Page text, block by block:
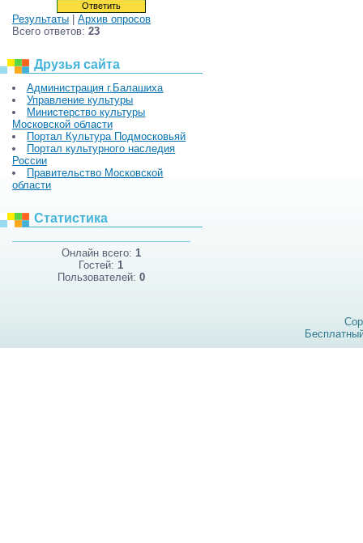
Результаты
Архив опросов
Всего ответов: 23
Друзья сайта
Администрация г.Балашиха
Управление культуры
Министерство культуры
Московской области
Портал Культура Подмосковьяй
Портал культурного наследия
России
Правительство Московской
области
Статистика
Онлайн всего: 1
Гостей:1
Пользователей: 0